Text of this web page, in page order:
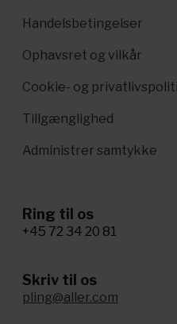
Handelsbetingelser
Ophavsret og vilkår
Cookie- og
Tillgænglighed
Administrer samtykke
Ring til os
+45 72 34 20 81
Skriv til os
pling@aller.com